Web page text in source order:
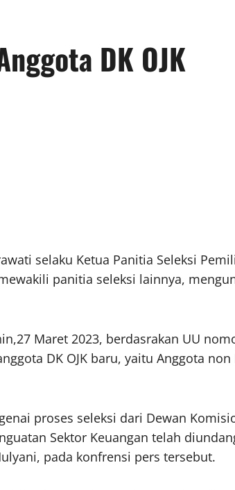
DK OJK
selaku Ketua Panitia Seleksi
panitia seleksi lainnya,
Maret 2023, berdasrakan UU
DK OJK baru, yaitu Anggota
proses seleksi dari Dewan
Sektor Keuangan telah
pada konfrensi pers tersebut.